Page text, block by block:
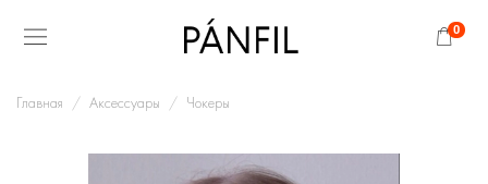
0
Главная Аксессуары Чокеры